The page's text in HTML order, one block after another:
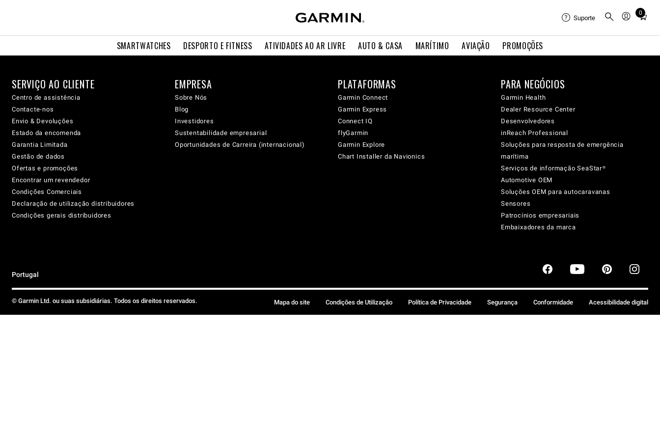
SMARTWATCHES DESPORTO E FITNESS ATIVIDADES AO AR LIVRE AUTO & CASA MARÍTIMO AVIAÇÃO PROMOÇÕES
Suporte
0
Total
cart:
SERVIÇO AO CLIENTE
Centro de assistência
Contacte-nos
Envio & Devoluções
Estado da encomenda
Garantia Limitada
Gestão de dados
Ofertas e promoções
Encontrar um revendedor
Condições Comerciais
Declaração de utilização distribuidores
Condições gerais distribuidores
EMPRESA
Sobre Nós
Blog
Investidores
Sustentabilidade empresarial
Oportunidades de Carreira (internacional)
PLATAFORMAS
Garmin Connect
Garmin Express
Connect IQ
flyGarmin
Garmin Explore
Chart Installer da Navionics
PARA NEGÓCIOS
Garmin Health
Dealer Resource Center
Desenvolvedores
inReach Professional
Soluções para resposta de emergência
marítima
Serviços de informação SeaStar®
Automotive OEM
Soluções OEM para autocaravanas
Sensores
Patrocínios empresariais
Embaixadores da marca
Portugal
© Garmin Ltd. ou suas subsidiárias. Todos os direitos reservados. Mapa do site Condições de Utilização Política de Privacidade Segurança Conformidade Acessibilidade digital